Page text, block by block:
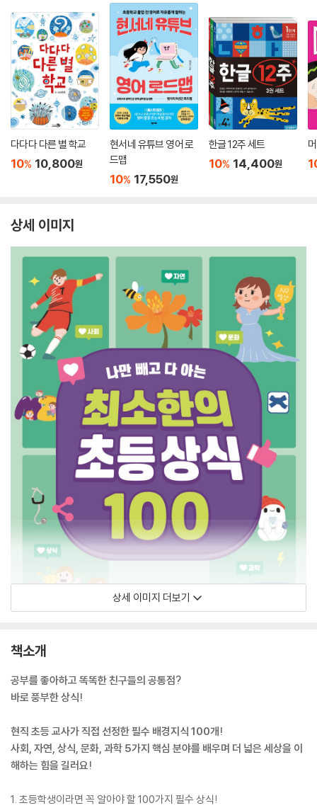
다다다 다른 별 학교
10% 10,800원
현서네 유튜브 영어 로
드맵
10% 17,550원
한글 12주 세트
10% 14,400원
상세 이미지
상세 이미지 더보기
책소개
공부를 좋아하고 똑똑한 친구들의 공통점?
바로 풍부한 상식!
현직 초등 교사가 직접 선정한 필수 배경지식 100개!
사회, 자연, 상식, 문화, 과학 5가지 핵심 분야를 배우며 더 넓은 세상을 이
해하는 힘을 길러요!
1. 초등학생이라면 꼭 알아야 할 100가지 필수 상식!